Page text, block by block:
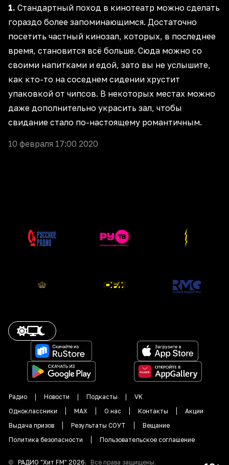
1. Стандартный поход в кинотеатр можно сделать
гораздо более запоминающимся. Достаточно
посетить частный кинозал, которых, в последнее
время, становится всё больше. Сюда можно со
своими напитками и едой, зато вы не услышите,
как кто-то на соседнем сидении хрустит
упаковкой от чипсов. В некоторых местах можно
даже дополнительно украсить зал, чтобы
свидание стало по-настоящему романтичным.
10 февраля 17:00 2020
Радио Новости Подкасты
VK
Одноклассники
MAX О нас Контакты
Акции
Выдача призов
Результаты СОУТ
Вещание
Политика безопасности
Пользовательское соглашение
© РАДИО "Хит FM" 2026. Все права защищены.